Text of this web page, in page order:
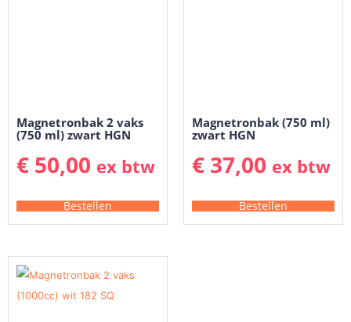
Magnetronbak 2 vaks
(750 ml) zwart HGN
€ 50,00 ex btw
Bestellen
Magnetronbak (750 ml)
zwart HGN
€ 37,00 ex btw
Bestellen